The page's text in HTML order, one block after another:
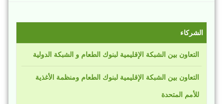
الشركاء
التعاون بين الشبكة الإقليمية لبنوك الطعام و الشبكة الدولية
التعاون بين الشبكة الإقليمية لبنوك الطعام ومنظمة الأغذية
للأمم المتحدة